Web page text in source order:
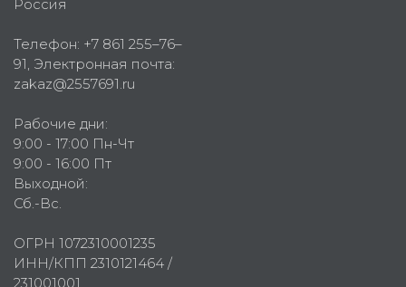
Россия
Телефон: +7 861 255–76–
91, Электронная почта:
zakaz@2557691.ru
Рабочие дни:
9:00 - 17:00 Пн-Чт
9:00 - 16:00 Пт
Выходной:
Сб.-Вс.
ОГРН 1072310001235
ИНН/КПП 2310121464 /
231001001